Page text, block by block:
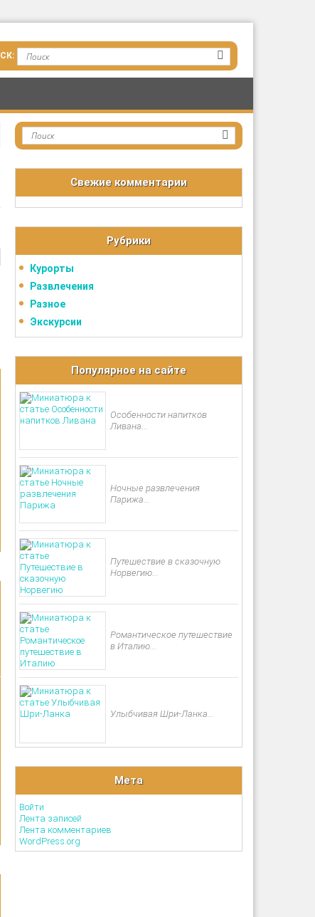
Свежие комментарии
Рубрики
Курорты
Развлечения
Разное
Экскурсии
Популярное на сайте
Особенности напитков
Ливана...
Ночные развлечения
Парижа...
Путешествие в сказочную
Норвегию...
Романтическое путешествие
в Италию...
Улыбчивая Шри-Ланка...
Мета
Войти
Лента записей
Лента комментариев
WordPress.org